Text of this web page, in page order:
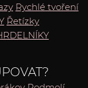
Rychlé tvoření
Řetízky